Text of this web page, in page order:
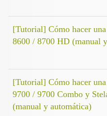
[Tutorial] Cómo hacer
8600 / 8700 HD (manual
[Tutorial] Cómo hacer
9700 / 9700 Combo y
(manual y automática)